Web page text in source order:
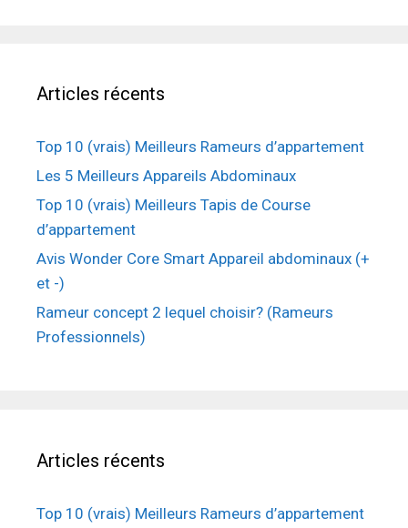
Articles récents
Top 10 (vrais) Meilleurs Rameurs d’appartement
Les 5 Meilleurs Appareils Abdominaux
Top 10 (vrais) Meilleurs Tapis de Course
d’appartement
Avis Wonder Core Smart Appareil abdominaux (+
et -)
Rameur concept 2 lequel choisir? (Rameurs
Professionnels)
Articles récents
Top 10 (vrais) Meilleurs Rameurs d’appartement